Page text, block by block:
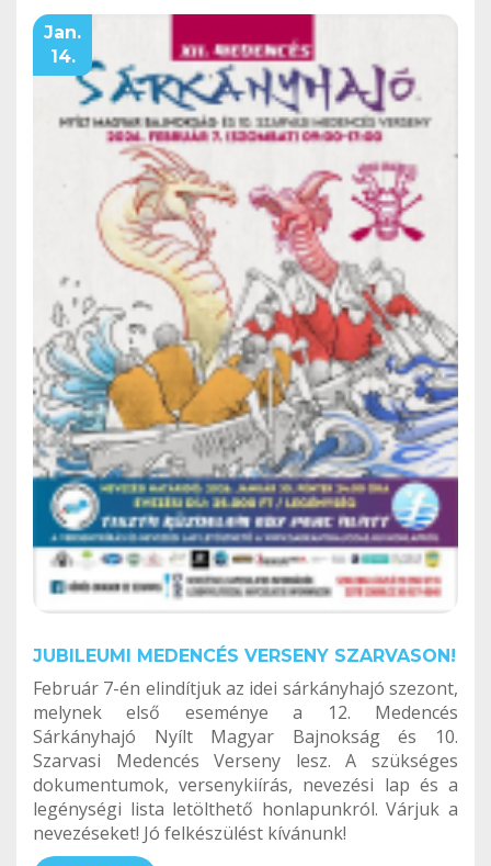
Jan.
14.
JUBILEUMI MEDENCÉS VERSENY SZARVASON!
Február 7-én elindítjuk az idei sárkányhajó szezont,
melynek első eseménye a 12. Medencés
Sárkányhajó Nyílt Magyar Bajnokság és 10.
Szarvasi Medencés Verseny lesz. A szükséges
dokumentumok, versenykiírás, nevezési lap és a
legénységi lista letölthető honlapunkról. Várjuk a
nevezéseket! Jó felkészülést kívánunk!